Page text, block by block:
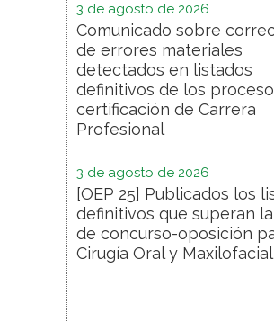
3 de agosto de 2026
Comunicado sobre
de errores materiales
detectados en listados
definitivos de los
certificación de Carrera
Profesional
3 de agosto de 2026
[OEP 25] Publicados los
definitivos que superan
de concurso-oposición
Cirugía Oral y Maxilofacial